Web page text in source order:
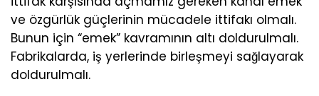
ve özgürlük güçlerinin mücadele ittifakı olmalı.
Bunun için “emek” kavramının altı doldurulmalı.
Fabrikalarda, iş yerlerinde birleşmeyi sağlayarak
doldurulmalı.